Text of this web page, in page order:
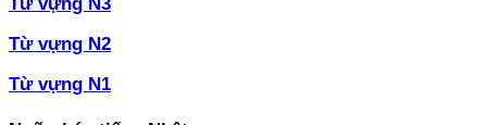
Từ vựng N2
Từ vựng N1